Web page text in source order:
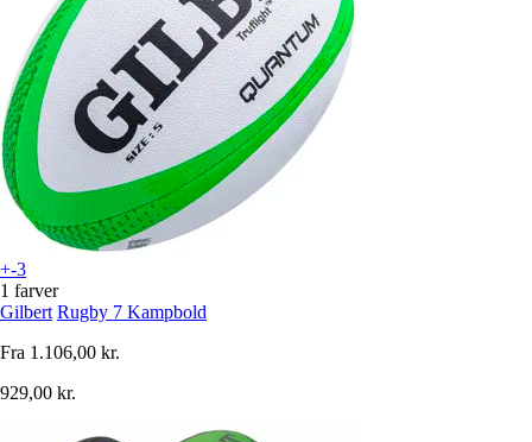
+-3
1 farver
Gilbert Rugby 7 Kampbold
Fra 1.106,00 kr.
929,00 kr.